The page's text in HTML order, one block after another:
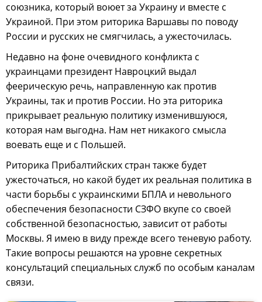
союзника, который воюет за Украину и вместе с
Украиной. При этом риторика Варшавы по поводу
России и русских не смягчилась, а ужесточилась.
Недавно на фоне очевидного конфликта с
украинцами президент Навроцкий выдал
феерическую речь, направленную как против
Украины, так и против России. Но эта риторика
прикрывает реальную политику изменившуюся,
которая нам выгодна. Нам нет никакого смысла
воевать еще и с Польшей.
Риторика Прибалтийских стран также будет
ужесточаться, но какой будет их реальная политика в
части борьбы с украинскими БПЛА и невольного
обеспечения безопасности СЗФО вкупе со своей
собственной безопасностью, зависит от работы
Москвы. Я имею в виду прежде всего теневую работу.
Такие вопросы решаются на уровне секретных
консультаций специальных служб по особым каналам
связи.